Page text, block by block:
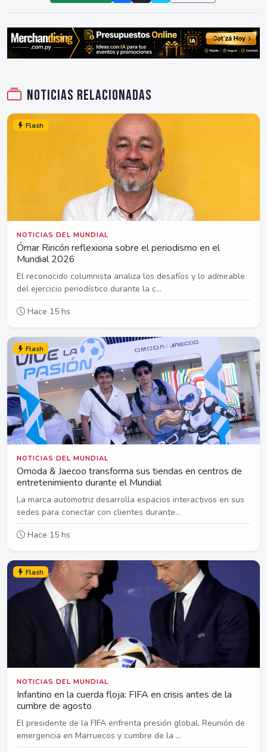
Noticias relacionadas
Flash
NOTICIAS DEL MUNDIAL
Ómar Rincón reflexiona sobre el periodismo en el
Mundial 2026
El reconocido columnista analiza los desafíos y lo admirable
del ejercicio periodístico durante la c...
Hace 15 hs
Flash
NOTICIAS DEL MUNDIAL
Omoda & Jaecoo transforma sus tiendas en centros de
entretenimiento durante el Mundial
La marca automotriz desarrolla espacios interactivos en sus
sedes para conectar con clientes durante...
Hace 15 hs
Flash
NOTICIAS DEL MUNDIAL
Infantino en la cuerda floja: FIFA en crisis antes de la
cumbre de agosto
El presidente de la FIFA enfrenta presión global. Reunión de
emergencia en Marruecos y cumbre de la ...